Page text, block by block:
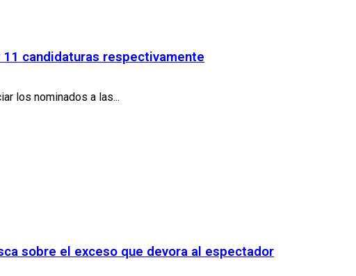
11 candidaturas respectivamente
los nominados a las...
sobre el exceso que devora al espectador